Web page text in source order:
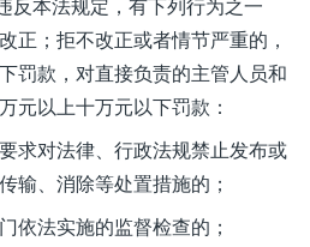
正；拒不改正或者情节严重的，
罚款，对直接负责的主管人员和
元以上十万元以下罚款：
求对法律、行政法规禁止发布或
输、消除等处置措施的；
依法实施的监督检查的；